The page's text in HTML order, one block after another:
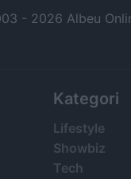
- 2026 Albeu
Kategori
Lifestyle
Showbiz
Tech